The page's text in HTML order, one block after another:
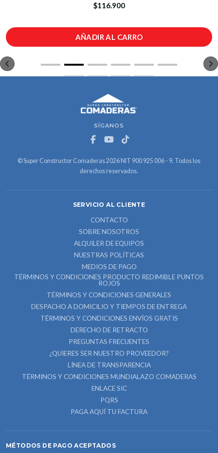
$116.900
AÑADIR AL CARRO
SÍGANOS
© Super Constructor Comaderas 2026 NIT 900 925 006 - 9. Todos los
derechos reservados.
SERVICIO AL CLIENTE
CONTACTO
SOBRE NOSOTROS
ALQUILER DE EQUIPOS
NUESTRAS POLÍTICAS
MEDIOS DE PAGO
TÉRMINOS Y CONDICIONES PRODUCTO REDIMIBLE PUNTOS
ROJOS
TÉRMINOS Y CONDICIONES GENERALES
DESPACHO A DOMICILIO Y TIEMPOS DE ENTREGA
TÉRMINOS Y CONDICIONES ENVÍOS GRATIS
DERECHO DE RETRACTO
PREGUNTAS FRECUENTES
¿QUIERES SER NUESTRO PROVEEDOR?
LÍNEA DE TRANSPARENCIA
TÉRMINOS Y CONDICIONES MUNDIALAZO COMADERAS
ENLACE SIC
PQRS
PAGA AQUÍ TU FACTURA
MÉTODOS DE PAGO ACEPTADOS